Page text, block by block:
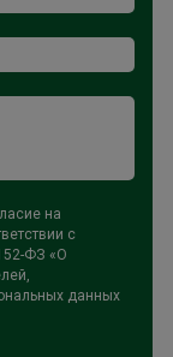
на
с
ФЗ «О
данных